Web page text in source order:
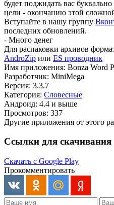
будет поджидать вас
цели - окончанию этой
Вступайте в нашу группу
последних обновлений.
- Много денег
Для распаковки архивов
AndroZip или ES проводник
Имя приложения: Bonza Word
Разработчик: MiniMega
Версия: 3.3.7
Категория: Словесные
Андроид: 4.4 и выше
Просмотров: 337
Другие приложения от этого
Ссылки для скачивания
Скачать с Google Play
Прокомментировать